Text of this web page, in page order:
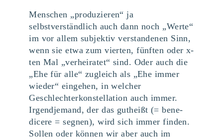
Menschen „produzieren“ ja
selbstverständlich auch dann noch „Werte“
im vor allem subjektiv verstandenen Sinn,
wenn sie etwa zum vierten, fünften oder x-
ten Mal „verheiratet“ sind. Oder auch die
„Ehe für alle“ zugleich als „Ehe immer
wieder“ eingehen, in welcher
Geschlechterkonstellation auch immer.
Irgendjemand, der das gutheißt (= bene-
dicere = segnen), wird sich immer finden.
Sollen oder können wir aber auch im